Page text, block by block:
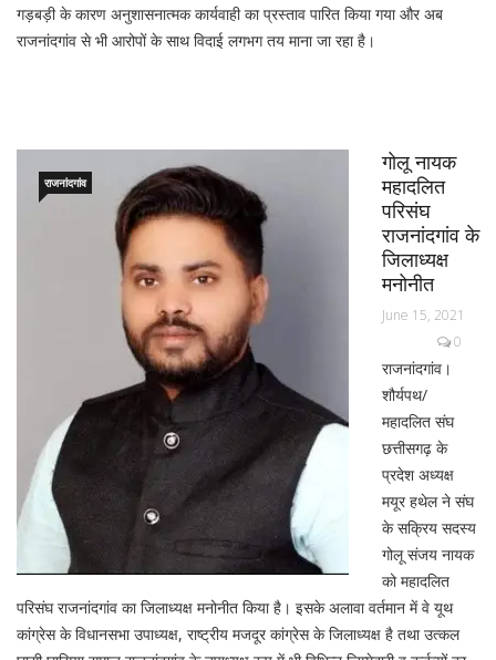
गड़बड़ी के कारण अनुशासनात्मक कार्यवाही का प्रस्ताव पारित किया गया और अब
राजनांदगांव से भी आरोपों के साथ विदाई लगभग तय माना जा रहा है।
राजनांदगांव
गोलू नायक
महादलित
परिसंघ
राजनांदगांव के
जिलाध्यक्ष
मनोनीत
June 15, 2021
0
राजनांदगांव।
शौर्यपथ/
महादलित संघ
छत्तीसगढ़ के
प्रदेश अध्यक्ष
मयूर हथेल ने संघ
के सक्रिय सदस्य
गोलू संजय नायक
को महादलित
परिसंघ राजनांदगांव का जिलाध्यक्ष मनोनीत किया है। इसके अलावा वर्तमान में वे यूथ
कांग्रेस के विधानसभा उपाध्यक्ष, राष्ट्रीय मजदूर कांग्रेस के जिलाध्यक्ष है तथा उत्कल